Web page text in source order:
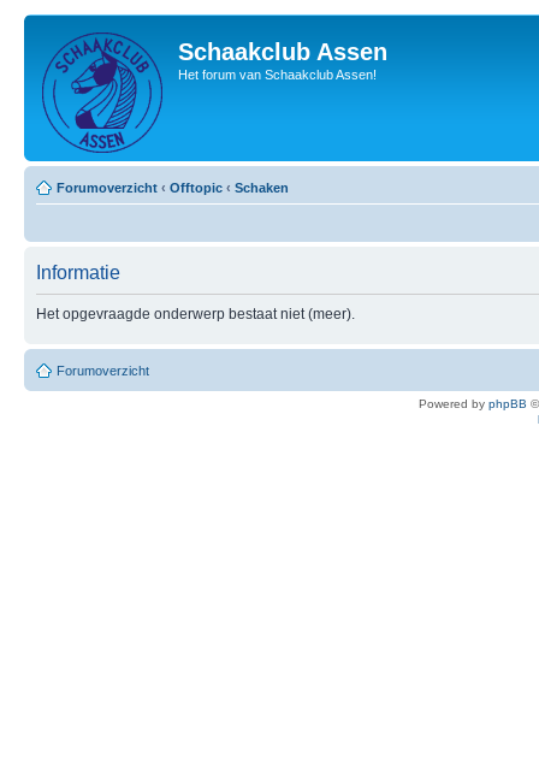
Schaakclub Assen
Het forum van Schaakclub Assen!
Forumoverzicht ‹ Offtopic ‹ Schaken
Informatie
Het opgevraagde onderwerp bestaat niet (meer).
Forumoverzicht
Powered by phpBB